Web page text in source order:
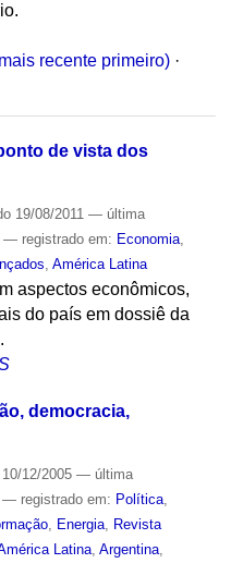
recente primeiro) ·
de vista dos
19/08/2011 — última
— registrado em: Economia,
América Latina
aspectos econômicos,
do país em dossiê da
democracia,
12/2005 — última
— registrado em: Política,
, Energia, Revista
Latina, Argentina,